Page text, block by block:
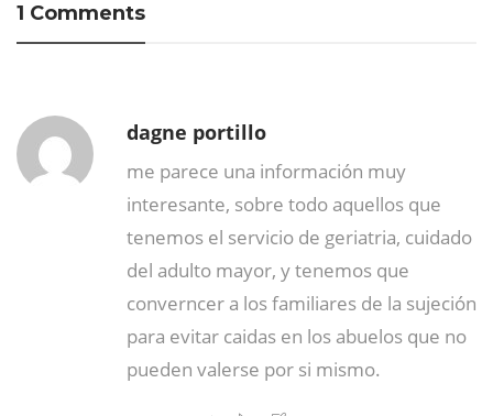
1 Comments
dagne portillo
me parece una información muy
interesante, sobre todo aquellos que
tenemos el servicio de geriatria, cuidado
del adulto mayor, y tenemos que
converncer a los familiares de la sujeción
para evitar caidas en los abuelos que no
pueden valerse por si mismo.